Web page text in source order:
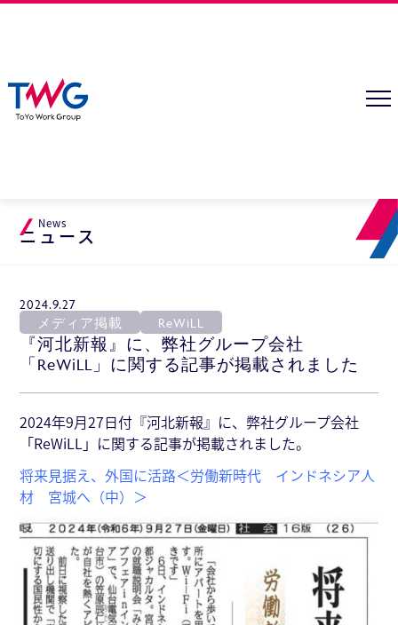
News
ニュース
2024.9.27
メディア掲載
ReWiLL
『河北新報』に、弊社グループ会社
「ReWiLL」に関する記事が掲載されました
2024年9月27日付『河北新報』に、弊社グループ会社
「ReWiLL」に関する記事が掲載されました。
将来見据え、外国に活路＜労働新時代 インドネシア人
材 宮城へ（中）＞